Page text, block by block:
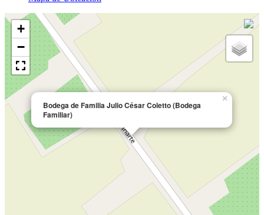
Bodega de Familia Julio César Coletto (Bodega
Familiar)
×
+
−